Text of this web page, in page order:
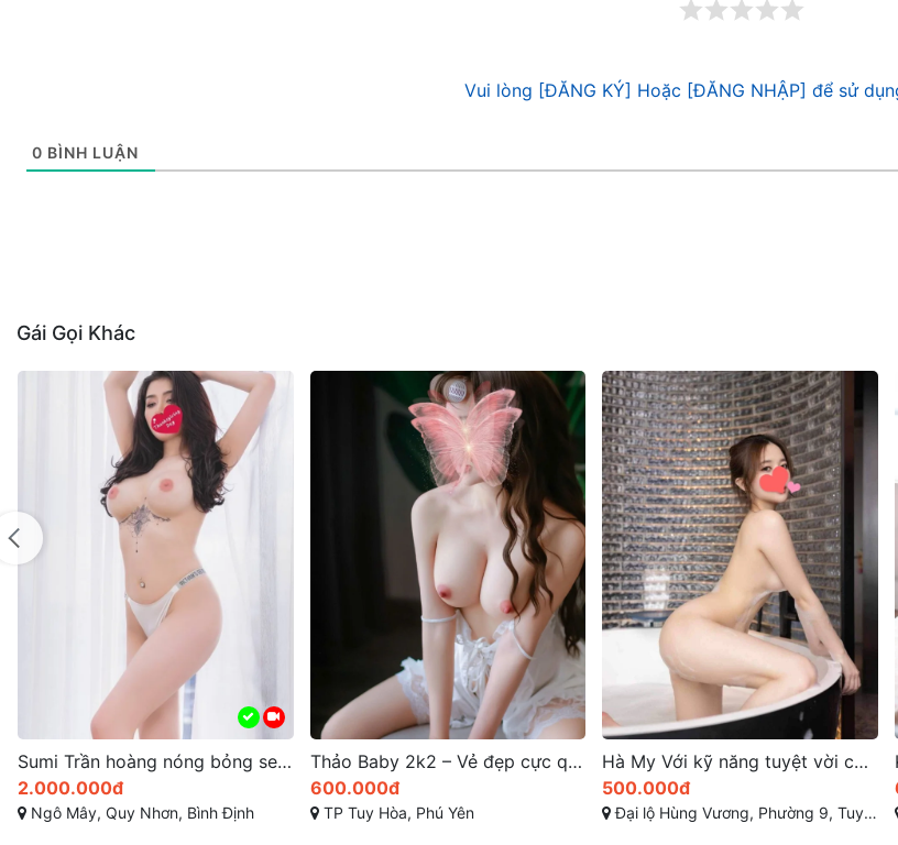
Vui lòng [ĐĂNG KÝ] Hoặc [ĐĂNG NHẬP] để sử
0 BÌNH LUẬN
Gái Gọi Khác
Thảo Baby 2k2 – Vẻ đẹp cực quyến rũ từ Gai Goi Tuy Hoa, Phú Yên
600.000đ
TP Tuy Hòa, Phú Yên
Hà My Với kỹ năng tuyệt vời cùng dịch vụ đa dạng
500.000đ
Đại lộ Hùng Vương, Phường 9, Tuy Hòa, Phú Yên
Khánh vy-em gái xinh đẹp với gương mặt rạng ngời
600.000đ
Đại lộ Hùng Vương, Phường 7, Tuy Hòa, Phú Yên